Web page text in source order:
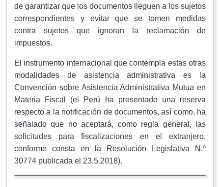
de garantizar que los documentos lleguen a los sujetos
correspondientes y evitar que se tomen medidas
contra sujetos que ignoran la reclamación de
impuestos.
El instrumento internacional que contempla estas otras
modalidades de asistencia administrativa es la
Convención sobre Asistencia Administrativa Mutua en
Materia Fiscal (el Perú ha presentado una reserva
respecto a la notificación de documentos, así como, ha
señalado que no aceptará, como regla general, las
solicitudes para fiscalizaciones en el extranjero,
conforme consta en la Resolución Legislativa N.º
30774 publicada el 23.5.2018).